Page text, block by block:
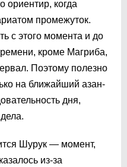
ориентир, когда
промежуток.
с этого момента и до
кроме Магриба,
Поэтому полезно
на ближайший азан-
дня,
Шурук — момент,
из-за